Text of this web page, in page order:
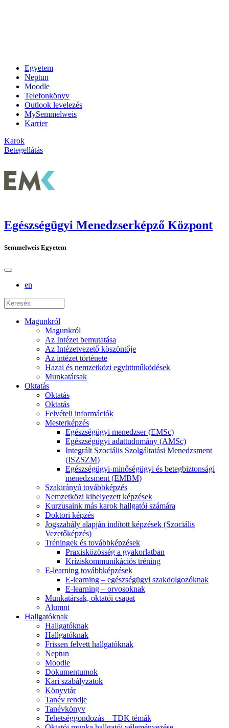
Egyetem
Neptun
Moodle
Telefonkönyv
Outlook levelezés
MySemmelweis
Karrier
Karok
Betegellátás
Egészségügyi Menedzserképző Központ
Semmelweis Egyetem
en
Magunkról
Magunkról
Az Intézet bemutatása
Az Intézetvezető köszöntője
Az intézet története
Hazai és nemzetközi együttműködések
Munkatársak
Oktatás
Oktatás
Oktatás
Felvételi információk
Mesterképzés
Egészségügyi menedzser (EMSc)
Egészségügyi adattudomány (AMSc)
Integrált Szociális Szolgáltatási Menedzsment
(ISZSZM)
Egészségügyi-minőségügyi és betegbiztonsági
menedzsment (EMBM)
Szakirányú továbbképzés
Nemzetközi kihelyezett képzések
Kurzusaink más karok hallgatói számára
Doktori képzés
Jogszabály alapján indított képzések (Szociális
Vezetőképzés)
Tréningek és továbbképzések
Praxisközösség a gyakorlatban
Kríziskommunikációs tréning
E-learning továbbképzések
E-learning – egészségügyi szakdolgozóknak
E-learning – orvosoknak
Munkatársak, oktatói csapat
Alumni
Hallgatóknak
Hallgatóknak
Hallgatóknak
Frissen felvett hallgatóknak
Neptun
Moodle
Dokumentumok
Kari szabályzatok
Könyvtár
Tanév rendje
Tanévkönyv
Tehetséggondozás – TDK témák